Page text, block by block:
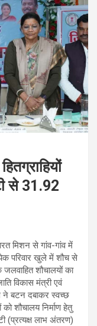
से 31.92
मिशन से गांव-गांव में
परिवार खुले में शौच से
शौचालयों का
विकास मंत्री एवं
ने बटन दबाकर स्वच्छ
शौचालय निर्माण हेतु
(प्रत्यक्ष लाभ अंतरण)